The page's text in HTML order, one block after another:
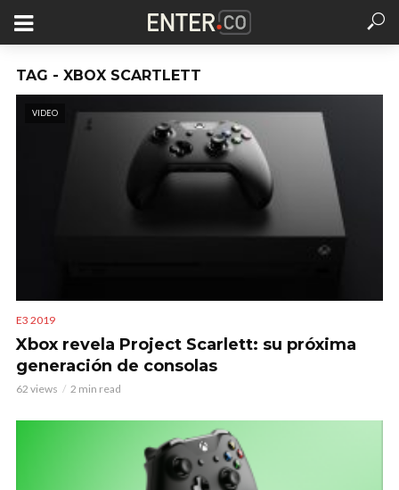
TAG - XBOX SCARTLETT
VIDEO
E3 2019
Xbox revela Project Scarlett: su próxima
generación de consolas
62 views 2 min read